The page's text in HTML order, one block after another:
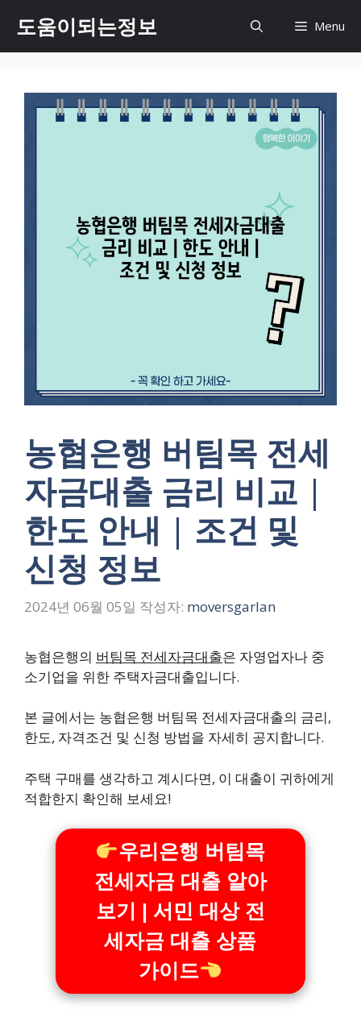
츠
도움이되는정보 Menu
농협은행 버팀목 전세
자금대출 금리 비교 |
한도 안내 | 조건 및
신청 정보
2024년 06월 05일 작성자: moversgarlan
농협은행의 버팀목 전세자금대출은 자영업자나 중
소기업을 위한 주택자금대출입니다.
본 글에서는 농협은행 버팀목 전세자금대출의 금리,
한도, 자격조건 및 신청 방법을 자세히 공지합니다.
주택 구매를 생각하고 계시다면, 이 대출이 귀하에게
적합한지 확인해 보세요!
우리은행 버팀목
전세자금 대출 알아
보기 | 서민 대상 전
세자금 대출 상품
가이드